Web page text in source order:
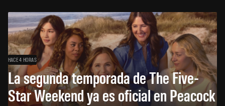
HACE 4 HORAS
La segunda temporada de The Five-
Star Weekend ya es oficial en Peacock